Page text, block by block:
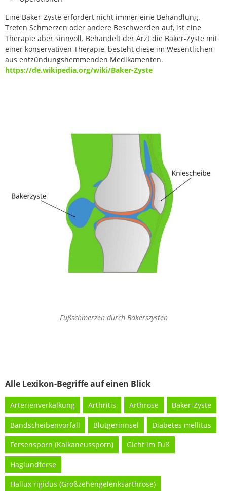
Eine Baker-Zyste erfordert nicht immer eine Behandlung.
Treten Schmerzen oder andere Beschwerden auf, ist eine
Therapie aber sinnvoll. Behandelt der Arzt die Baker-Zyste mit
einer konservativen Therapie, besteht diese im Wesentlichen
aus entzündungshemmenden Medikamenten.
https://de.wikipedia.org/wiki/Baker-Zyste
Fußschmerzen durch Bakerszysten
Alle Lexikon-Begriffe auf einen Blick
Arterienverkalkung Arthritis Arthrose Baker-Zyste
Bandscheibenvorfall Blutgerinnsel Diabetes mellitus
Fersensporn (Kalkaneussporn) Gicht im Fuß
Haglundferse
Hallux rigidus (Großzehengelenksarthrose)